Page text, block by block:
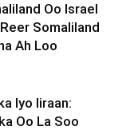
Oo Israel
Somaliland
Ah Loo
Iyo Iiraan:
Oo La Soo